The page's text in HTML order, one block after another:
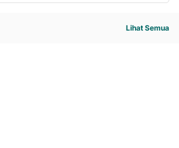
Lihat Semua